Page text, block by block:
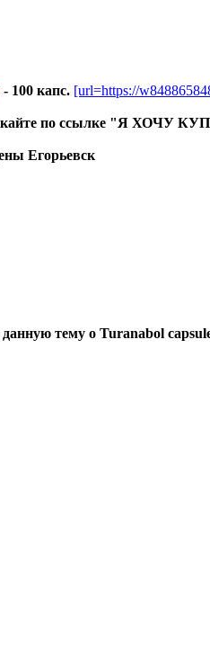
- 100 капс. [url=https://
по ссылке "Я ХОЧУ
Егорьевск
тему о Turanabol